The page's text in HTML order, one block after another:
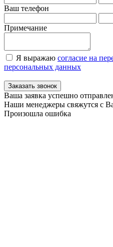
Ваш телефон
Примечание
Я выражаю согласие на
персональных данных
Заказать звонок
Ваша заявка успешно
Наши менеджеры свяжутся с
Произошла ошибка